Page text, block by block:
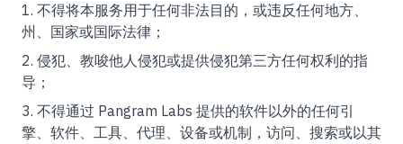
不得将本服务用于任何非法目的，或违反任何地方、
州、国家或国际法律；
侵犯、教唆他人侵犯或提供侵犯第三方任何权利的指
导；
不得通过 Pangram Labs 提供的软件以外的任何引
擎、软件、工具、代理、设备或机制，访问、搜索或以其